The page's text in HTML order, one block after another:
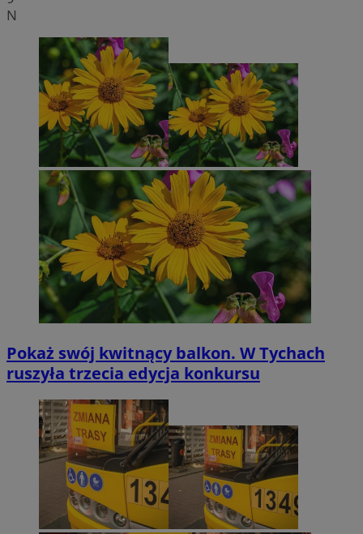
N
Pokaż swój kwitnący balkon. W Tychach
ruszyła trzecia edycja konkursu